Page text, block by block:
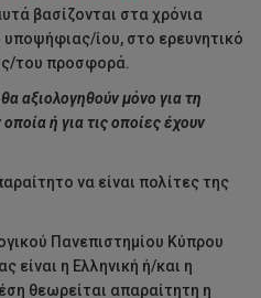
βασίζονται στα χρόνια
ίου, στο ερευνητικό
του προσφορά.
αξιολογηθούν μόνο για τη
ή για τις οποίες έχουν
να είναι πολίτες της
Πανεπιστημίου Κύπρου
είναι η Ελληνική ή/και η
θεωρείται απαραίτητη η